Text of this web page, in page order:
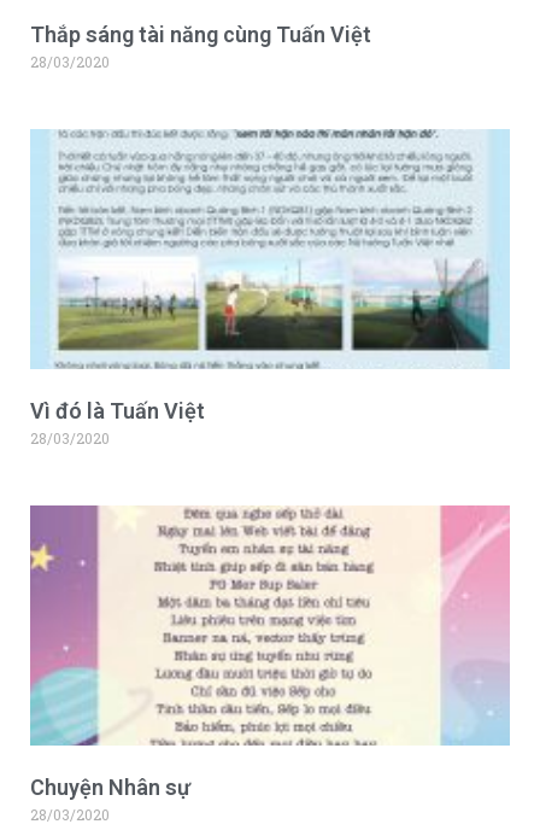
Tuyển Thực Tập Sinh
Hỏi Đáp Tuyển Dụng
Thắp sáng tài năng cùng Tuấn Việt
28/03/2020
Vì đó là Tuấn Việt
28/03/2020
Chuyện Nhân sự
28/03/2020